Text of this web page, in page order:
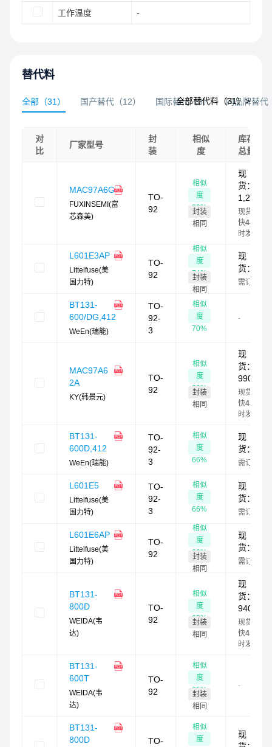
工作温度 -
替代料
全部 （31） 国产替代 （12） 国际替代（8） 同品牌替代
全部替代料（31）>
对
比
厂家型号
封
装
相似
度
库存
总量
MAC97A6G
FUXINSEMI(富
芯森美)
TO-
92
相似
度
80%
封装
相同
现
货：
1,280
现货最
快4小
时发货
L601E3AP
Littelfuse(美
国力特)
TO-
92
相似
度
74%
封装
相同
现
货：
需订货
BT131-
600/DG,412
WeEn(瑞能)
TO-
92-
3
相似
度
70%
-
MAC97A6
2A
KY(韩景元)
TO-
92
相似
度
66%
封装
相同
现
货：
990
现货最
快4小
时发货
BT131-
600D,412
WeEn(瑞能)
TO-
92-
3
相似
度
66%
现
货：
需订货
L601E5
Littelfuse(美
国力特)
TO-
92-
3
相似
度
66%
现
货：
需订货
L601E6AP
Littelfuse(美
国力特)
TO-
92
相似
度
66%
封装
相同
现
货：
需订货
BT131-
800D
WEIDA(韦
达)
TO-
92
相似
度
65%
封装
相同
现
货：
940
现货最
快4小
时发货
BT131-
600T
WEIDA(韦
达)
TO-
92
相似
度
65%
封装
相同
-
BT131-
800D
TO-
相似
度
现